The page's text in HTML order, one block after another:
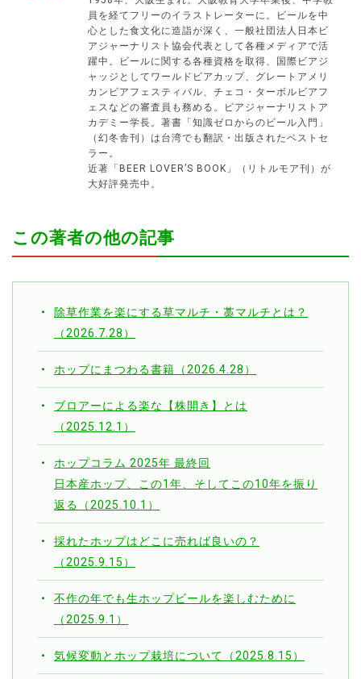
員を経てフリーのイラストレーターに。ビールを中
心とした食文化に造詣が深く、一般社団法人日本ビ
アジャーナリスト協会代表として各種メディアで活
躍中。ビールに関する各種資格を取得、国際ビアジ
ャッジとしてワールドビアカップ、グレートアメリ
カンビアフェスティバル、チェコ・ターボルビアフ
ェスなどの審査員も務める。ビアジャーナリストア
カデミー学長。著書「知識ゼロからのビール入門」
（幻冬舎刊）は台湾でも翻訳・出版されたベストセ
ラー。
近著「BEER LOVER’S BOOK」（リトルモア刊）が
大好評発売中。
この著者の他の記事
除草作業を楽にする草マルチ・藁マルチとは？
（2026.7.28）
ホップにまつわる書籍（2026.4.28）
ブロアーによる楽な【株開き】とは
（2025.12.1）
ホップコラム 2025年 最終回
日本産ホップ、この1年、そしてこの10年を振り
返る（2025.10.1）
採れたホップはどこに売れば良いの？
（2025.9.15）
不作の年でも生ホップビールを楽しむために
（2025.9.1）
気候変動とホップ栽培について（2025.8.15）